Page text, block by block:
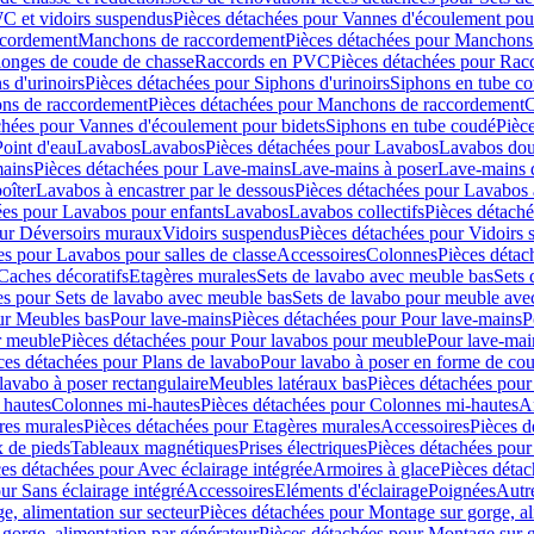
et vidoirs suspendusPièces détachées pour Vannes d'écoulement
Manchons de raccordementPièces détachées pour
de coude de chasseRaccords en PVCPièces détachées pour
d'urinoirsPièces détachées pour Siphons d'urinoirsSiphons en tube
de raccordementPièces détachées pour Manchons de raccordement
pour Vannes d'écoulement pour bidetsSiphons en tube coudé
d'eauLavabosLavabosPièces détachées pour LavabosLavabos
Pièces détachées pour Lave-mainsLave-mains à poserLave-mains
Lavabos à encastrer par le dessousPièces détachées pour Lavabos
pour Lavabos pour enfantsLavabosLavabos collectifsPièces
Déversoirs murauxVidoirs suspendusPièces détachées pour Vidoirs
pour Lavabos pour salles de classeAccessoiresColonnesPièces
décoratifsEtagères muralesSets de lavabo avec meuble basSets
pour Sets de lavabo avec meuble basSets de lavabo pour meuble
Meubles basPour lave-mainsPièces détachées pour Pour lave-mains
meublePièces détachées pour Pour lavabos pour meublePour lave-
détachées pour Plans de lavaboPour lavabo à poser en forme de
à poser rectangulaireMeubles latéraux basPièces détachées
Colonnes mi-hautesPièces détachées pour Colonnes mi-hautes
muralesPièces détachées pour Etagères muralesAccessoiresPièces
de piedsTableaux magnétiquesPrises électriquesPièces détachées
détachées pour Avec éclairage intégréeArmoires à glacePièces
Sans éclairage intégréAccessoiresEléments d'éclairagePoignées
alimentation sur secteurPièces détachées pour Montage sur gorge,